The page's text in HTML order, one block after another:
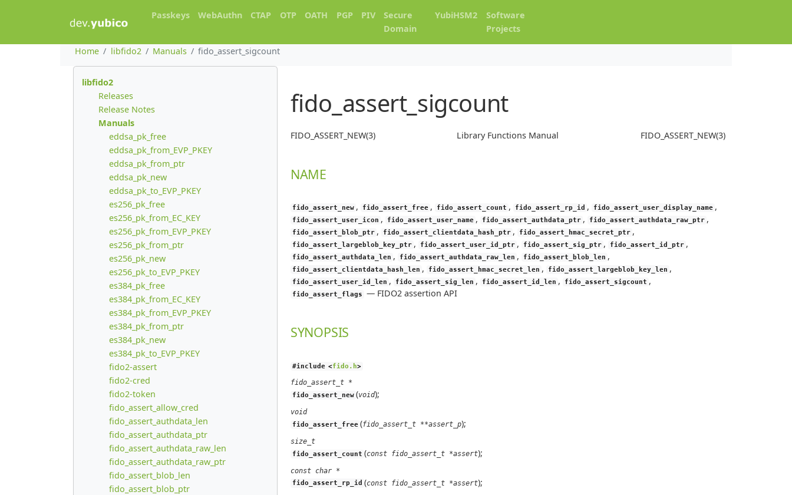
Passkeys WebAuthn CTAP OTP OATH PGP PIV
Secure
Domain
YubiHSM2
Software
Projects
Home
libfido2 Manuals fido_assert_sigcount
libfido2
Releases
Release Notes
Manuals
eddsa_pk_free
eddsa_pk_from_EVP_PKEY
eddsa_pk_from_ptr
eddsa_pk_new
eddsa_pk_to_EVP_PKEY
es256_pk_free
es256_pk_from_EC_KEY
es256_pk_from_EVP_PKEY
es256_pk_from_ptr
es256_pk_new
es256_pk_to_EVP_PKEY
es384_pk_free
es384_pk_from_EC_KEY
es384_pk_from_EVP_PKEY
es384_pk_from_ptr
es384_pk_new
es384_pk_to_EVP_PKEY
fido2-assert
fido2-cred
fido2-token
fido_assert_allow_cred
fido_assert_authdata_len
fido_assert_authdata_ptr
fido_assert_authdata_raw_len
fido_assert_authdata_raw_ptr
fido_assert_blob_len
fido_assert_blob_ptr
fido_assert_sigcount
FIDO_ASSERT_NEW(3) Library Functions Manual FIDO_ASSERT_NEW(3)
NAME
fido_assert_new , fido_assert_free , fido_assert_count , fido_assert_rp_id , fido_assert_user_display_name ,
fido_assert_user_icon , fido_assert_user_name , fido_assert_authdata_ptr , fido_assert_authdata_raw_ptr ,
fido_assert_blob_ptr , fido_assert_clientdata_hash_ptr , fido_assert_hmac_secret_ptr ,
fido_assert_largeblob_key_ptr , fido_assert_user_id_ptr , fido_assert_sig_ptr , fido_assert_id_ptr ,
fido_assert_authdata_len , fido_assert_authdata_raw_len , fido_assert_blob_len ,
fido_assert_clientdata_hash_len , fido_assert_hmac_secret_len , fido_assert_largeblob_key_len ,
fido_assert_user_id_len , fido_assert_sig_len , fido_assert_id_len , fido_assert_sigcount ,
fido_assert_flags — FIDO2 assertion API
SYNOPSIS
#include <fido.h>
fido_assert_t *
fido_assert_new (void);
void
fido_assert_free (fido_assert_t **assert_p);
size_t
fido_assert_count (const fido_assert_t *assert);
const char *
fido_assert_rp_id (const fido_assert_t *assert);